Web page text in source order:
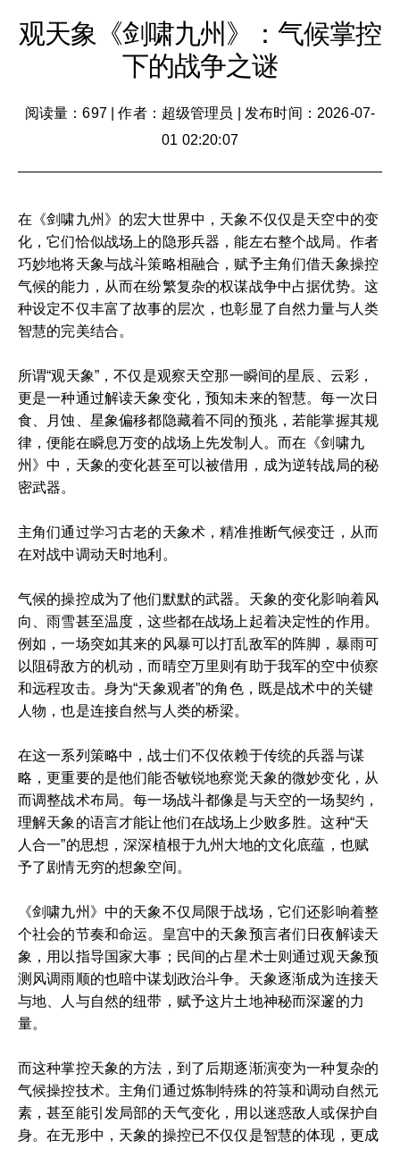
观天象《剑啸九州》：气候掌控
下的战争之谜
阅读量：697|作者：超级管理员
发布时间：2026-07-
01 02:20:07
在《剑啸九州》的宏大世界中，天象不仅仅是天空中的变
化，它们恰似战场上的隐形兵器，能左右整个战局。作者
巧妙地将天象与战斗策略相融合，赋予主角们借天象操控
气候的能力，从而在纷繁复杂的权谋战争中占据优势。这
种设定不仅丰富了故事的层次，也彰显了自然力量与人类
智慧的完美结合。
所谓“观天象”，不仅是观察天空那一瞬间的星辰、云彩，
更是一种通过解读天象变化，预知未来的智慧。每一次日
食、月蚀、星象偏移都隐藏着不同的预兆，若能掌握其规
律，便能在瞬息万变的战场上先发制人。而在《剑啸九
州》中，天象的变化甚至可以被借用，成为逆转战局的秘
密武器。
主角们通过学习古老的天象术，精准推断气候变迁，从而
在对战中调动天时地利。
气候的操控成为了他们默默的武器。天象的变化影响着风
向、雨雪甚至温度，这些都在战场上起着决定性的作用。
例如，一场突如其来的风暴可以打乱敌军的阵脚，暴雨可
以阻碍敌方的机动，而晴空万里则有助于我军的空中侦察
和远程攻击。身为“天象观者”的角色，既是战术中的关键
人物，也是连接自然与人类的桥梁。
在这一系列策略中，战士们不仅依赖于传统的兵器与谋
略，更重要的是他们能否敏锐地察觉天象的微妙变化，从
而调整战术布局。每一场战斗都像是与天空的一场契约，
理解天象的语言才能让他们在战场上少败多胜。这种“天
人合一”的思想，深深植根于九州大地的文化底蕴，也赋
予了剧情无穷的想象空间。
《剑啸九州》中的天象不仅局限于战场，它们还影响着整
个社会的节奏和命运。皇宫中的天象预言者们日夜解读天
象，用以指导国家大事；民间的占星术士则通过观天象预
测风调雨顺的也暗中谋划政治斗争。天象逐渐成为连接天
与地、人与自然的纽带，赋予这片土地神秘而深邃的力
量。
而这种掌控天象的方法，到了后期逐渐演变为一种复杂的
气候操控技术。主角们通过炼制特殊的符箓和调动自然元
素，甚至能引发局部的天气变化，用以迷惑敌人或保护自
身。在无形中，天象的操控已不仅仅是智慧的体现，更成